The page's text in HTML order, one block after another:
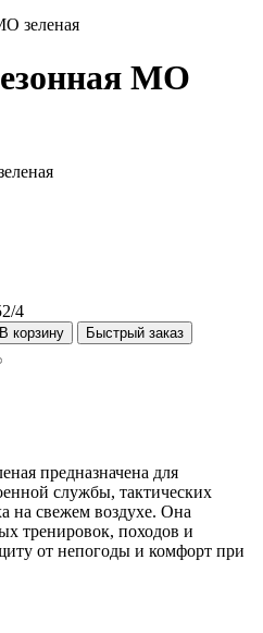
зеленая
МО
4
В корзину
Быстрый заказ
предназначена для
службы, тактических
на свежем воздухе. Она
тренировок, походов и
от непогоды и комфорт при